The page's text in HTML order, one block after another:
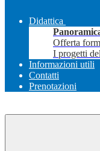
Didattica
Offerta
I progetti
Informazioni utili
Contatti
Prenotazioni